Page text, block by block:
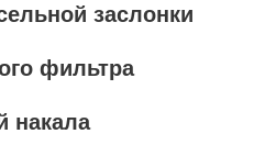
заслонки
фильтра
накала